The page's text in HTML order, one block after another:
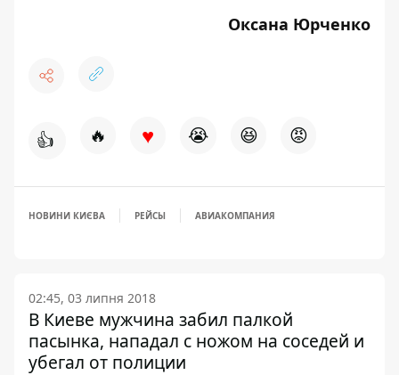
Оксана Юрченко
👍 🔥 ♥ 😭 😆 😡
НОВИНИ КИЄВА РЕЙСЫ АВИАКОМПАНИЯ
02:45, 03 липня 2018
В Киеве мужчина забил палкой
пасынка, нападал с ножом на соседей и
убегал от полиции